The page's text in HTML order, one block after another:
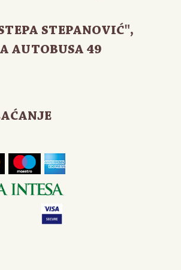
STEPANOVIĆ",
AUTOBUSA 49